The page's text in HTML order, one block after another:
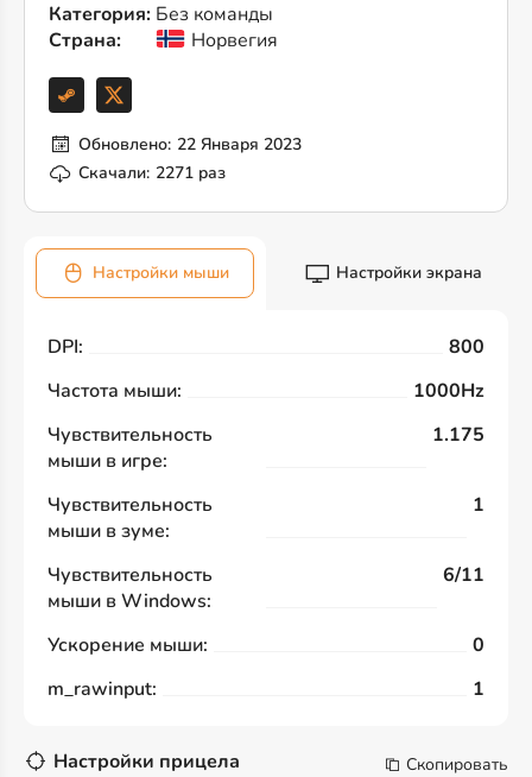
Категория: Без команды
Страна:
Норвегия
Обновлено: 22 Января 2023
Скачали: 2271 раз
Настройки мыши Настройки экрана
DPI:
800
Частота мыши:
1000Hz
Чувствительность
мыши в игре:
1.175
Чувствительность
мыши в зуме:
1
Чувствительность
мыши в Windows:
6/11
Ускорение мыши:
0
m_rawinput:
1
Настройки прицела Скопировать